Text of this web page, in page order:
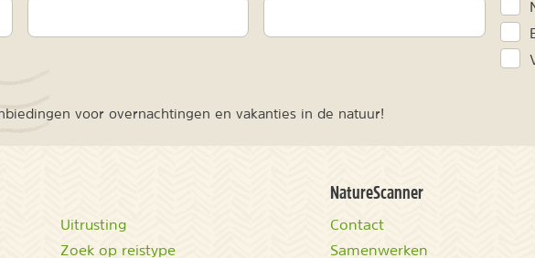
voor overnachtingen en vakanties in de natuur!
Uitrusting
Zoek op reistype
NatureScanner
Contact
Samenwerken